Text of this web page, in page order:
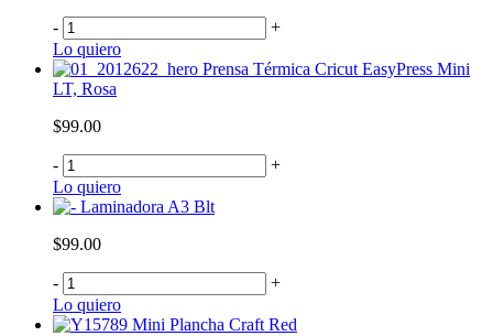
-
+
Lo quiero
Prensa Térmica Cricut EasyPress Mini
LT, Rosa
$99.00
-
+
Lo quiero
Laminadora A3 Blt
$99.00
-
+
Lo quiero
Mini Plancha Craft Red